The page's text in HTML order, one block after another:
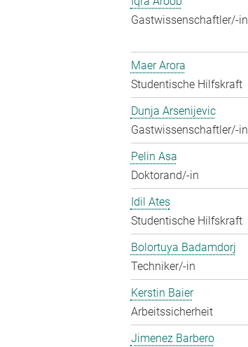
Gastwissenschaftler/-in
Maer Arora
Studentische Hilfskraft
Dunja Arsenijevic
Gastwissenschaftler/-in
Pelin Asa
Doktorand/-in
Idil Ates
Studentische Hilfskraft
Bolortuya Badamdorj
Techniker/-in
Kerstin Baier
Arbeitssicherheit
Jimenez Barbero